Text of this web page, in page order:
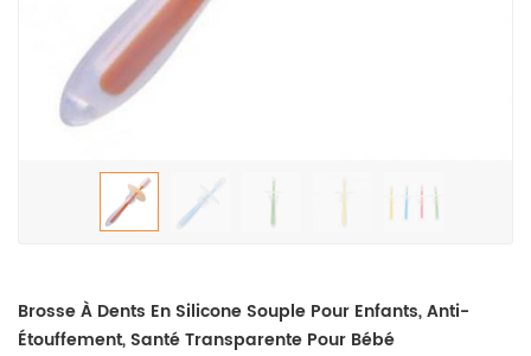
Brosse À Dents En Silicone Souple Pour Enfants, Anti-
Étouffement, Santé Transparente Pour Bébé